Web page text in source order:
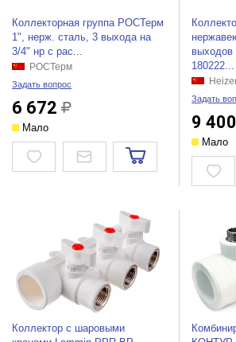
Коллекторная группа РОСТерм
1", нерж. сталь, 3 выхода на
3/4" нр с рас...
РОСТерм
Задать вопрос
6 672
Мало
выходов
180222...
Задать
9 400
Мало
Коллектор с шаровыми